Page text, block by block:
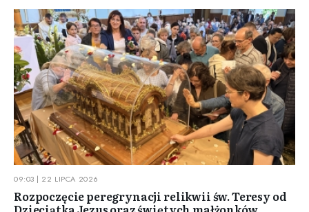
09:03 | 22 LIPCA 2026
Rozpoczęcie peregrynacji relikwii św. Teresy od